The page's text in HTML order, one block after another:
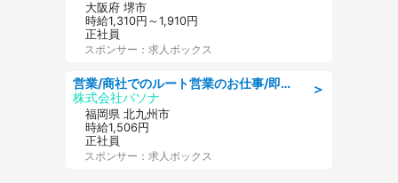
大阪府 堺市
時給1,310円～1,910円
正社員
スポンサー：求人ボックス
＞
営業/商社でのルート営業のお仕事/即日勤務可/車通勤可/営業
株式会社パソナ
福岡県 北九州市
時給1,506円
正社員
スポンサー：求人ボックス